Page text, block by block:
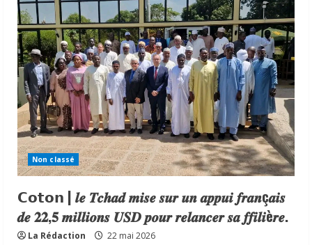
Non classé
𝗖𝗼𝘁𝗼𝗻 | 𝒍𝒆 𝑻𝒄𝒉𝒂𝒅 𝒎𝒊𝒔𝒆 𝒔𝒖𝒓 𝒖𝒏 𝒂𝒑𝒑𝒖𝒊 𝒇𝒓𝒂𝒏ç𝒂𝒊𝒔
𝒅𝒆 𝟐𝟐,𝟓 𝒎𝒊𝒍𝒍𝒊𝒐𝒏𝒔 𝑼𝑺𝑫 𝒑𝒐𝒖𝒓 𝒓𝒆𝒍𝒂𝒏𝒄𝒆𝒓 𝒔𝒂 𝒇𝒇𝒊𝒍𝒊è𝒓𝒆.
La Rédaction 22 mai 2026
2
N’Djamena | la commune du6ᵉ
arrondissement lance une operation de
dégagement des trotoirs pour fluidifier
la ccirculation.
2 juin 2026
3
𝗖𝗼𝘁𝗼𝗻 | 𝒍𝒆 𝑻𝒄𝒉𝒂𝒅 𝒎𝒊𝒔𝒆 𝒔𝒖𝒓 𝒖𝒏 𝒂𝒑𝒑𝒖𝒊
𝒇𝒓𝒂𝒏ç𝒂𝒊𝒔 𝒅𝒆 𝟐𝟐,𝟓 𝒎𝒊𝒍𝒍𝒊𝒐𝒏𝒔 𝑼𝑺𝑫 𝒑𝒐𝒖𝒓
𝒓𝒆𝒍𝒂𝒏𝒄𝒆𝒓 𝒔𝒂 𝒇𝒇𝒊𝒍𝒊è𝒓𝒆.
22 mai 2026